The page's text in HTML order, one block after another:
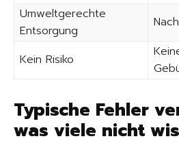
Umweltgerechte
Entsorgung
Kein Risiko
Typische Fehler
was viele nicht